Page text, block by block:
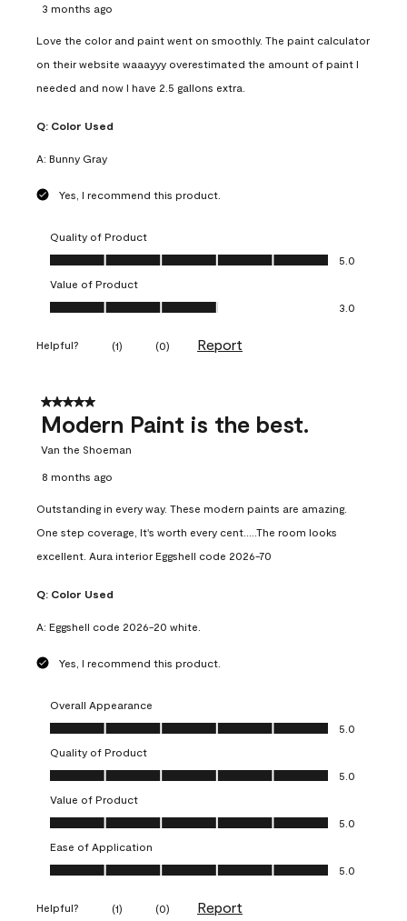
3 months ago
Love the color and paint went on smoothly. The paint calculator
on their website waaayyy overestimated the amount of paint I
needed and now I have 2.5 gallons extra.
Q: Color Used
A: Bunny Gray
Yes, I recommend this product.
Quality of Product
Quality of Product, 5.0 out of 5
5.0
Value of Product
Value of Product, 3.0 out of 5
3.0
Helpful? (1) (0) Report
5 out of 5 stars.
Modern Paint is the best.
Van the Shoeman
8 months ago
Outstanding in every way. These modern paints are amazing.
One step coverage, It's worth every cent.....The room looks
excellent. Aura interior Eggshell code 2026-70
Q: Color Used
A: Eggshell code 2026-20 white.
Yes, I recommend this product.
Overall Appearance
Overall Appearance, 5.0 out of 5
5.0
Quality of Product
Quality of Product, 5.0 out of 5
5.0
Value of Product
Value of Product, 5.0 out of 5
5.0
Ease of Application
Ease of Application, 5.0 out of 5
5.0
Helpful? (1) (0) Report